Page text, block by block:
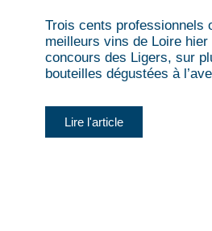
Trois cents professionnels
meilleurs vins de Loire hier
concours des Ligers, sur
bouteilles dégustées à
Lire l'article